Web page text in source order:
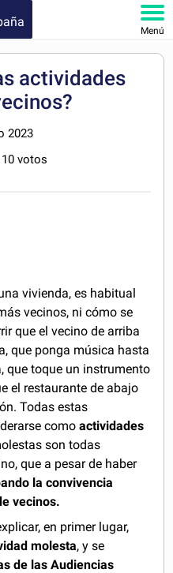
Menú
actividades
2023
10 votos
vivienda, es habitual
vecinos, ni cómo se
que el vecino de arriba
que ponga música hasta
que toque un instrumento
el restaurante de abajo
Todas estas
comoactividades
son todas
que a pesar de haber
la convivencia
vecinos.
en primer lugar,
molesta, y se
de las Audiencias